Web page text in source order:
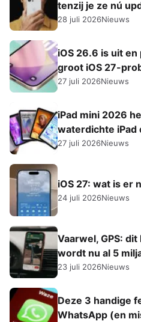
tenzij je ze nú
28 juli 2026Nieuws
iOS 26.6 is uit
groot iOS 27-
27 juli 2026Nieuws
iPad mini 2026
waterdichte iPad
27 juli 2026Nieuws
iOS 27: wat is er
24 juli 2026Nieuws
Vaarwel, GPS:
wordt nu al 5
23 juli 2026Nieuws
Deze 3 handige
WhatsApp (en